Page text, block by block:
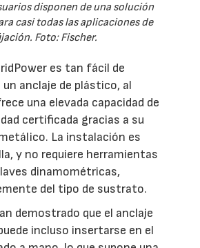
disponen de una solución
casi todas las aplicaciones de
Foto: Fischer.
es tan fácil de
anclaje de plástico, al
una elevada capacidad de
certificada gracias a su
La instalación es
y no requiere herramientas
dinamométricas,
del tipo de sustrato.
demostrado que el anclaje
incluso insertarse en el